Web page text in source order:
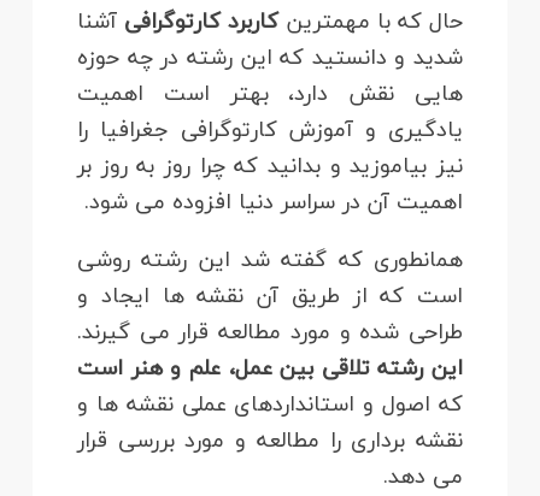
حال که با مهمترینکاربرد کارتوگرافی آشنا
شدید و دانستید که این رشته در چه حوزه
هایی نقش دارد، بهتر است اهمیت
یادگیری و آموزش کارتوگرافی جغرافیا را
نیز بیاموزید و بدانید که چرا روز به روز بر
اهمیت آن در سراسر دنیا افزوده می شود.
همانطوری که گفته شد این رشته روشی
است که از طریق آن نقشه ها ایجاد و
طراحی شده و مورد مطالعه قرار می گیرند.
این رشته تلاقی بین عمل، علم و هنر است
که اصول و استانداردهای عملی نقشه ها و
نقشه برداری را مطالعه و مورد بررسی قرار
می دهد.